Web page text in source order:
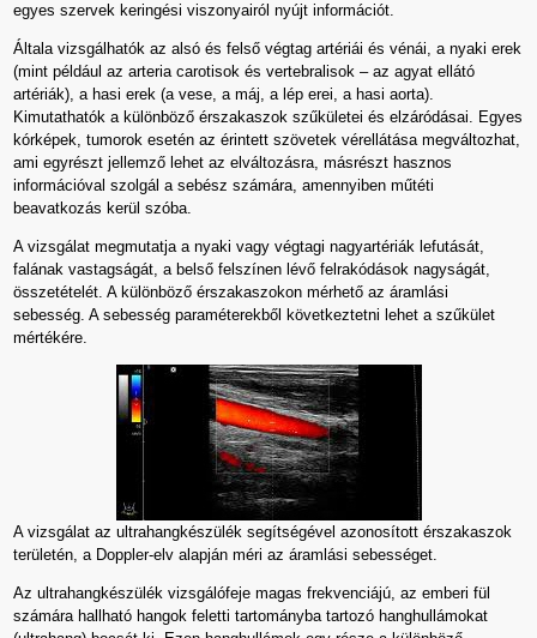
egyes szervek keringési viszonyairól nyújt információt.
Általa vizsgálhatók az alsó és felső végtag artériái és vénái, a nyaki erek
(mint például az arteria carotisok és vertebralisok – az agyat ellátó
artériák), a hasi erek (a vese, a máj, a lép erei, a hasi aorta).
Kimutathatók a különböző érszakaszok szűkületei és elzáródásai. Egyes
kórképek, tumorok esetén az érintett szövetek vérellátása megváltozhat,
ami egyrészt jellemző lehet az elváltozásra, másrészt hasznos
információval szolgál a sebész számára, amennyiben műtéti
beavatkozás kerül szóba.
A vizsgálat megmutatja a nyaki vagy végtagi nagyartériák lefutását,
falának vastagságát, a belső felszínen lévő felrakódások nagyságát,
összetételét. A különböző érszakaszokon mérhető az áramlási
sebesség. A sebesség paraméterekből következtetni lehet a szűkület
mértékére.
A vizsgálat az ultrahangkészülék segítségével azonosított érszakaszok
területén, a Doppler-elv alapján méri az áramlási sebességet.
Az ultrahangkészülék vizsgálófeje magas frekvenciájú, az emberi fül
számára hallható hangok feletti tartományba tartozó hanghullámokat